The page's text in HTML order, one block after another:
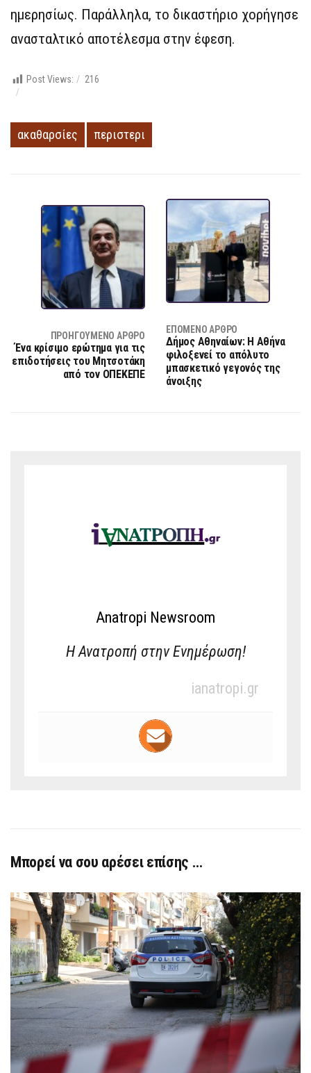
ημερησίως. Παράλληλα, το δικαστήριο χορήγησε
ανασταλτικό αποτέλεσμα στην έφεση.
Post Views: 216
ακαθαρσίες περιστερι
ΠΡΟΗΓΟΎΜΕΝΟ ΆΡΘΡΟ
Ένα κρίσιμο ερώτημα για τις
επιδοτήσεις του Μητσοτάκη
από τον ΟΠΕΚΕΠΕ
ΕΠΌΜΕΝΟ ΆΡΘΡΟ
Δήμος Αθηναίων: Η Αθήνα
φιλοξενεί το απόλυτο
μπασκετικό γεγονός της
άνοιξης
Anatropi Newsroom
Η Ανατροπή στην Ενημέρωση!
ianatropi.gr
Μπορεί να σου αρέσει επίσης …